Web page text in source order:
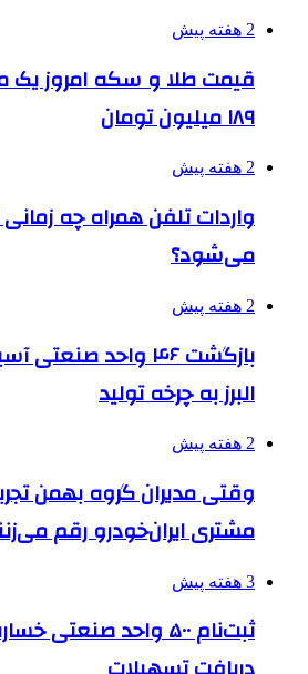
2 هفته پیش
قیمت طلا و سکه امروز یک
۱۸۹ میلیون تومان
2 هفته پیش
واردات تلفن همراه چه
می‌شود؟
2 هفته پیش
بازگشت ۴۶ واحد
البرز به چرخه تولید
2 هفته پیش
وقتی مدیران گروه بهمن
مشتری ایران‌خودرو رقم
3 هفته پیش
ثبت‌نام ۵۰۰ واحد